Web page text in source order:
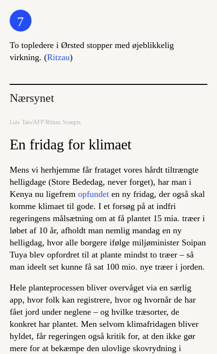
7
To topledere i Ørsted stopper med øjeblikkelig
virkning. (Ritzau)
Nærsynet
Luis Tato/AFP/Ritzau Scanpix
En fridag for klimaet
Mens vi herhjemme får frataget vores hårdt tiltrængte
helligdage (Store Bededag, never forget), har man i
Kenya nu ligefrem opfundet en ny fridag, der også skal
komme klimaet til gode. I et forsøg på at indfri
regeringens målsætning om at få plantet 15 mia. træer i
løbet af 10 år, afholdt man nemlig mandag en ny
helligdag, hvor alle borgere ifølge miljøminister Soipan
Tuya blev opfordret til at plante mindst to træer – så
man ideelt set kunne få sat 100 mio. nye træer i jorden.
Hele planteprocessen bliver overvåget via en særlig
app, hvor folk kan registrere, hvor og hvornår de har
fået jord under neglene – og hvilke træsorter, de
konkret har plantet. Men selvom klimafridagen bliver
hyldet, får regeringen også kritik for, at den ikke gør
mere for at bekæmpe den ulovlige skovrydning i